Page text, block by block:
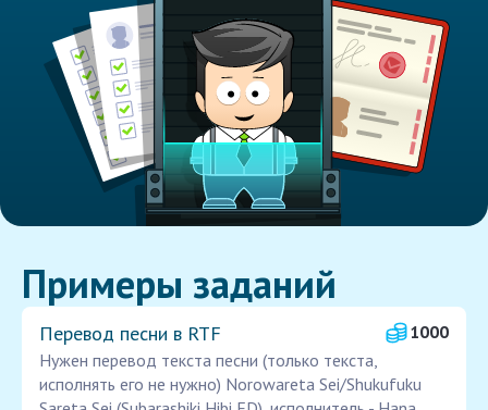
Примеры заданий
Перевод песни в RTF
1000
Нужен перевод текста песни (только текста,
исполнять его не нужно) Norowareta Sei/Shukufuku